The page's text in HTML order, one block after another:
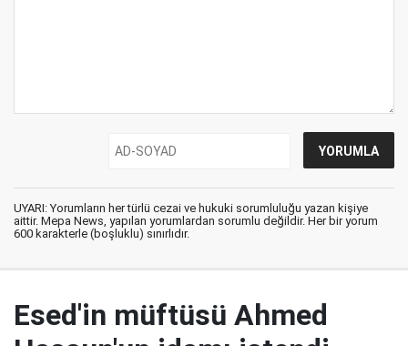
UYARI: Yorumların her türlü cezai ve hukuki sorumluluğu yazan kişiye
aittir. Mepa News, yapılan yorumlardan sorumlu değildir. Her bir yorum
600 karakterle (boşluklu) sınırlıdır.
Esed'in müftüsü Ahmed